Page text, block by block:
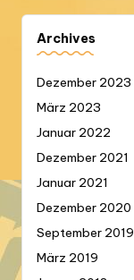
Archives
Dezember 2023
März 2023
Januar 2022
Dezember 2021
Januar 2021
Dezember 2020
September 2019
März 2019